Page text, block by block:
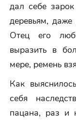
дал себе
деревьям,
Отец его
выразить в
мере, ремень
Как
себя
пацана, раз и